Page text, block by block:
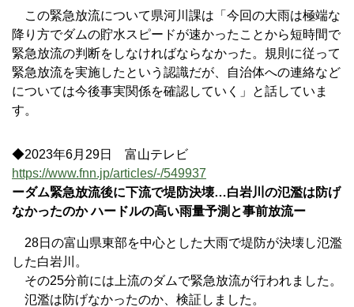
この緊急放流について県河川課は「今回の大雨は極端な
降り方でダムの貯水スピードが速かったことから短時間で
緊急放流の判断をしなければならなかった。規則に従って
緊急放流を実施したという認識だが、自治体への連絡など
については今後事実関係を確認していく」と話していま
す。
◆2023年6月29日 富山テレビ
https://www.fnn.jp/articles/-/549937
ーダム緊急放流後に下流で堤防決壊…白岩川の氾濫は防げ
なかったのか ハードルの高い雨量予測と事前放流ー
28日の富山県東部を中心とした大雨で堤防が決壊し氾濫
した白岩川。
その25分前には上流のダムで緊急放流が行われました。
氾濫は防げなかったのか、検証しました。